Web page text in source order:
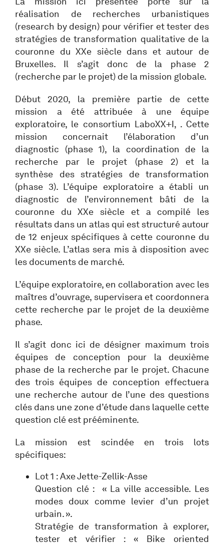
réalisation de recherches urbanistiques
(research by design) pour vérifier et tester des
stratégies de transformation qualitative de la
couronne du XXe siècle dans et autour de
Bruxelles. Il s’agit donc de la phase 2
(recherche par le projet) de la mission globale.
Début 2020, la première partie de cette
mission a été attribuée à une équipe
exploratoire, le consortium LaboXX+I, . Cette
mission concernait l’élaboration d’un
diagnostic (phase 1), la coordination de la
recherche par le projet (phase 2) et la
synthèse des stratégies de transformation
(phase 3). L’équipe exploratoire a établi un
diagnostic de l’environnement bâti de la
couronne du XXe siècle et a compilé les
résultats dans un atlas qui est structuré autour
de 12 enjeux spécifiques à cette couronne du
XXe siècle. L’atlas sera mis à disposition avec
les documents de marché.
L’équipe exploratoire, en collaboration avec les
maîtres d’ouvrage, supervisera et coordonnera
cette recherche par le projet de la deuxième
phase.
Il s’agit donc ici de désigner maximum trois
équipes de conception pour la deuxième
phase de la recherche par le projet. Chacune
des trois équipes de conception effectuera
une recherche autour de l’une des questions
clés dans une zone d’étude dans laquelle cette
question clé est prééminente.
La mission est scindée en trois lots
spécifiques:
Lot 1 : Axe Jette-Zellik-Asse
Question clé : « La ville accessible. Les
modes doux comme levier d’un projet
urbain. ».
Stratégie de transformation à explorer,
tester et vérifier : « Bike oriented